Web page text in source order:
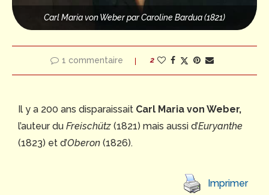
Carl Maria von Weber par Caroline Bardua (1821)
1 commentaire 2
Il y a 200 ans disparaissait Carl Maria von Weber,
l’auteur du Freischütz (1821) mais aussi d’Euryanthe
(1823) et d’Oberon (1826).
Imprimer